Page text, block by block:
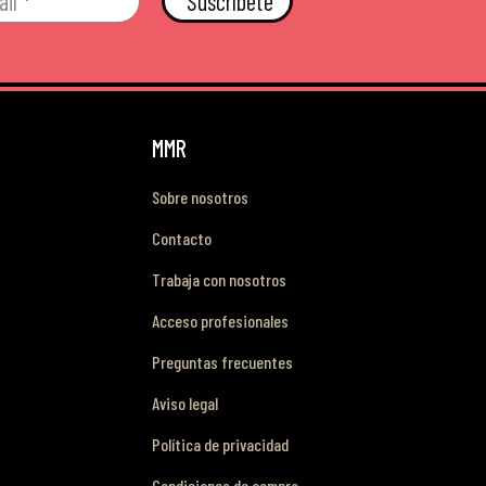
MMR
Sobre nosotros
Contacto
Trabaja con nosotros
Acceso profesionales
Preguntas frecuentes
Aviso legal
Política de privacidad